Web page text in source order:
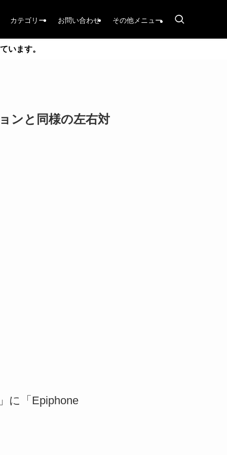
カテゴリー お問い合わせ その他メニュー
います。
ンと同様の左右対
に「Epiphone